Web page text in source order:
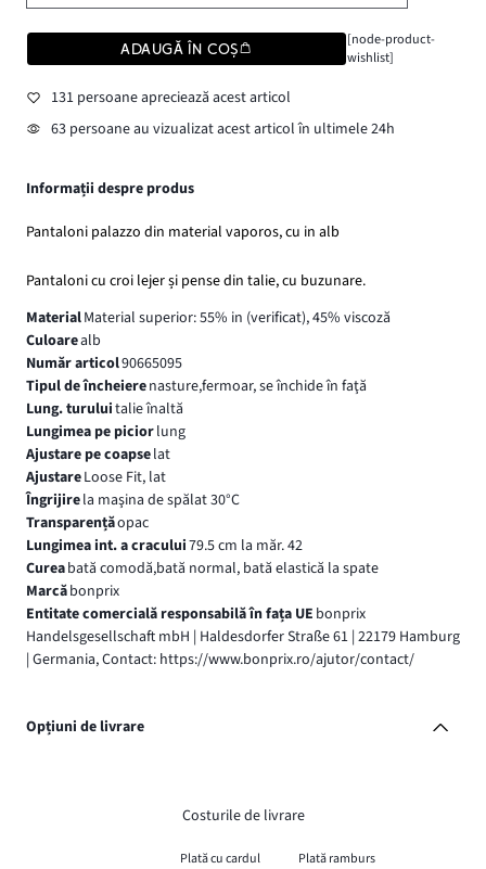
ADAUGĂ ÎN COȘ
[node-product-
wishlist]
131 persoane apreciează acest articol
63 persoane au vizualizat acest articol în ultimele 24h
Informații despre produs
Pantaloni palazzo din material vaporos, cu in alb
Pantaloni cu croi lejer și pense din talie, cu buzunare.
MaterialMaterial superior: 55% in (verificat), 45% viscoză
Culoarealb
Număr articol90665095
Tipul de încheierenasture,fermoar, se închide în faţă
Lung. turuluitalie înaltă
Lungimea pe piciorlung
Ajustare pe coapselat
AjustareLoose Fit, lat
Îngrijirela maşina de spălat 30°C
Transparențăopac
Lungimea int. a cracului79.5 cm la măr. 42
Cureabată comodă,bată normal, bată elastică la spate
Marcăbonprix
Entitate comercială responsabilă în fața UE bonprix
Handelsgesellschaft mbH | Haldesdorfer Straße 61 | 22179 Hamburg
| Germania, Contact: https://www.bonprix.ro/ajutor/contact/
Opțiuni de livrare
Costurile de livrare
Plată cu cardul
Plată ramburs